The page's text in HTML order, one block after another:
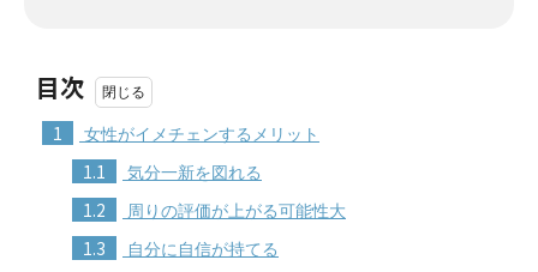
目次
1 女性がイメチェンするメリット
1.1 気分一新を図れる
1.2 周りの評価が上がる可能性大
1.3 自分に自信が持てる